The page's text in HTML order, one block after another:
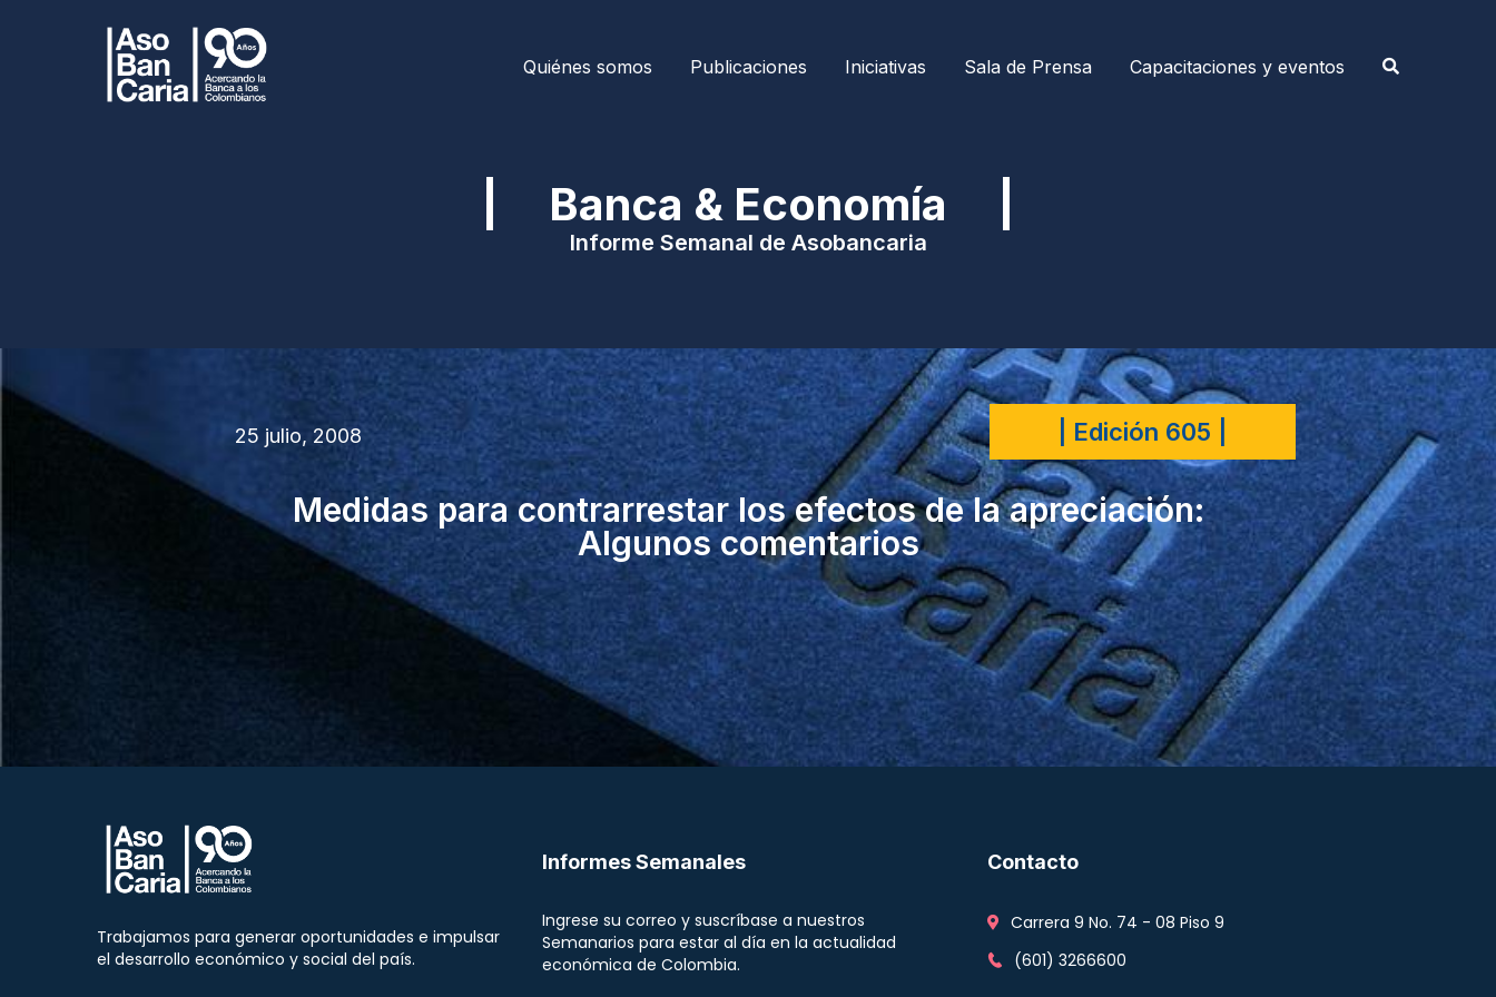
Quiénes somos Publicaciones Iniciativas Sala de Prensa Capacitaciones y eventos
| Banca & Economía |
Informe Semanal de Asobancaria
25 julio, 2008 | Edición 605 |
Medidas para contrarrestar los efectos de la apreciación:
Algunos comentarios
Trabajamos para generar oportunidades e impulsar
el desarrollo económico y social del país.
Informes Semanales
Ingrese su correo y suscríbase a nuestros
Semanarios para estar al día en la actualidad
económica de Colombia.
Contacto
Carrera 9 No. 74 - 08 Piso 9
(601) 3266600